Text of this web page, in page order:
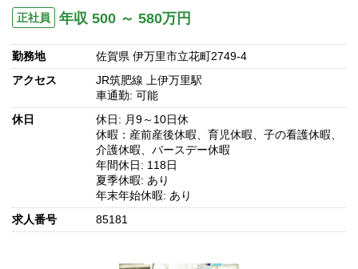
正社員 年収 500 ～ 580万円
勤務地
佐賀県 伊万里市立花町2749-4
アクセス
JR筑肥線 上伊万里駅
車通勤: 可能
休日
休日: 月9～10日休
休暇：産前産後休暇、育児休暇、子の看護休暇、
介護休暇、バースデー休暇
年間休日: 118日
夏季休暇: あり
年末年始休暇: あり
求人番号
85181